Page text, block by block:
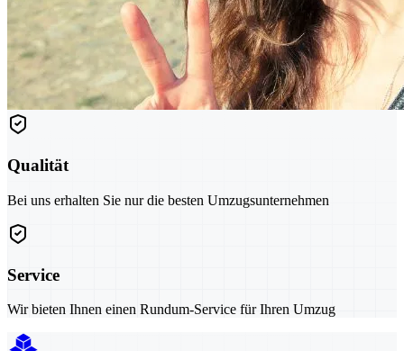
Qualität
Bei uns erhalten Sie nur die besten Umzugsunternehmen
Service
Wir bieten Ihnen einen Rundum-Service für Ihren Umzug